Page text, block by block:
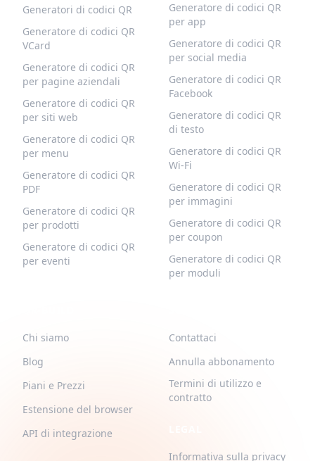
Generatori di codici QR
Generatore di codici QR
VCard
Generatore di codici QR
per pagine aziendali
Generatore di codici QR
per siti web
Generatore di codici QR
per menu
Generatore di codici QR
PDF
Generatore di codici QR
per prodotti
Generatore di codici QR
per eventi
Generatore di codici QR
per app
Generatore di codici QR
per social media
Generatore di codici QR
Facebook
Generatore di codici QR
di testo
Generatore di codici QR
Wi-Fi
Generatore di codici QR
per immagini
Generatore di codici QR
per coupon
Generatore di codici QR
per moduli
Chi siamo
Blog
Piani e Prezzi
Estensione del browser
API di integrazione
Contattaci
Annulla abbonamento
Termini di utilizzo e
contratto
Informativa sulla privacy